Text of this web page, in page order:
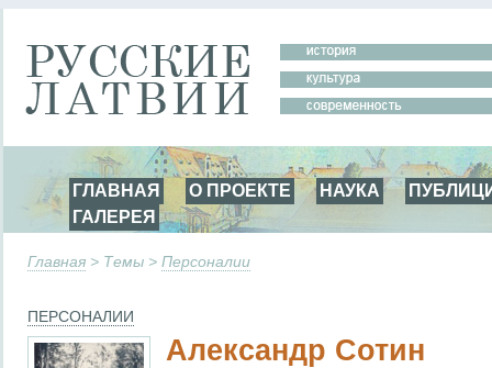
ГЛАВНАЯ О ПРОЕКТЕ НАУКА
ГАЛЕРЕЯ
Главная > Темы > Персоналии
ПЕРСОНАЛИИ
Александр Сотин